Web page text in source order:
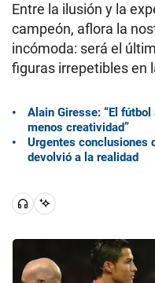
Entre la ilusión y la
campeón, aflora la
incómoda: será el
figuras irrepetibles en
Alain Giresse: “El
menos creatividad”
Urgentes conclusiones
devolvió a la realidad